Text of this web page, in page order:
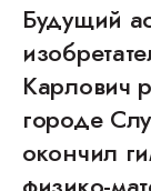
Будущий
Карлович
городе
окончил